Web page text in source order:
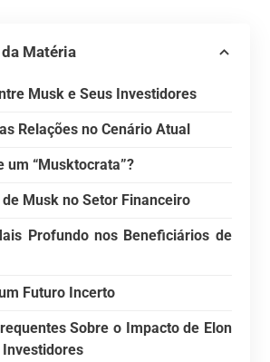
Matéria
Musk e Seus Investidores
Relações no Cenário Atual
um “Musktocrata”?
Musk no Setor Financeiro
Profundo nos Beneficiários de
Futuro Incerto
Sobre o Impacto de Elon